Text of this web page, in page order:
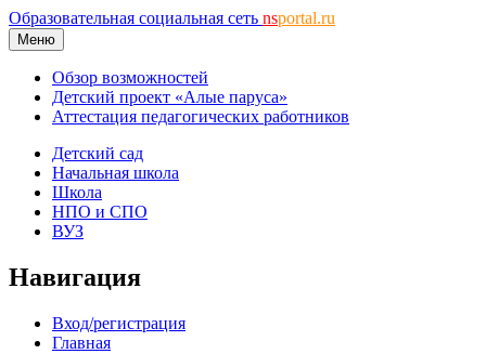
Образовательная социальная сеть nsportal.ru
Меню
Обзор возможностей
Детский проект «Алые паруса»
Аттестация педагогических работников
Детский сад
Начальная школа
Школа
НПО и СПО
ВУЗ
Навигация
Вход/регистрация
Главная